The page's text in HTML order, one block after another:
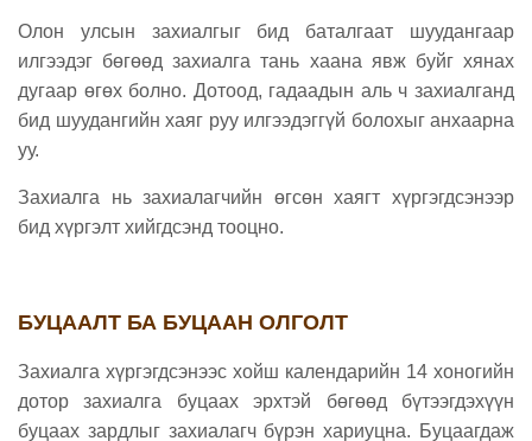
Олон улсын захиалгыг бид баталгаат шуудангаар
илгээдэг бөгөөд захиалга тань хаана явж буйг хянах
дугаар өгөх болно. Дотоод, гадаадын аль ч захиалганд
бид шуудангийн хаяг руу илгээдэггүй болохыг анхаарна
уу.
Захиалга нь захиалагчийн өгсөн хаягт хүргэгдсэнээр
бид хүргэлт хийгдсэнд тооцно.
БУЦААЛТ БА БУЦААН ОЛГОЛТ
Захиалга хүргэгдсэнээс хойш календарийн 14 хоногийн
дотор захиалга буцаах эрхтэй бөгөөд бүтээгдэхүүн
буцаах зардлыг захиалагч бүрэн хариуцна. Буцаагдаж